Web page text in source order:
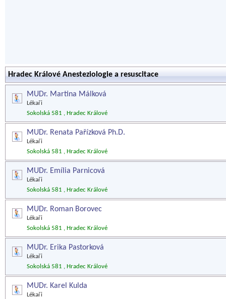
Hradec Králové Anesteziologie a resuscitace
MUDr. Martina Málková
Lékaři
Sokolská 581 , Hradec Králové
MUDr. Renata Pařízková Ph.D.
Lékaři
Sokolská 581 , Hradec Králové
MUDr. Emília Parnicová
Lékaři
Sokolská 581 , Hradec Králové
MUDr. Roman Borovec
Lékaři
Sokolská 581 , Hradec Králové
MUDr. Erika Pastorková
Lékaři
Sokolská 581 , Hradec Králové
MUDr. Karel Kulda
Lékaři